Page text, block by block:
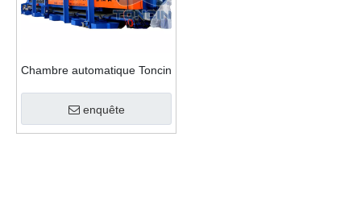
Chambre automatique Toncin
ouvrir la presse à filtre
enquête